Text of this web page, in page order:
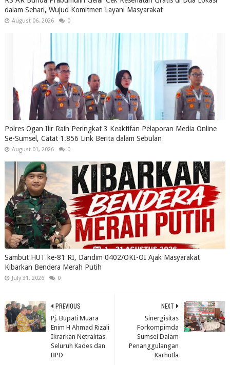
dalam Sehari, Wujud Komitmen Layani Masyarakat
August 06, 2026 0
Polres Ogan Ilir Raih Peringkat 3 Keaktifan Pelaporan Media Online
Se-Sumsel, Catat 1.856 Link Berita dalam Sebulan
August 01, 2026 0
Sambut HUT ke-81 RI, Dandim 0402/OKI-OI Ajak Masyarakat
Kibarkan Bendera Merah Putih
July 31, 2026 0
NEXT
Sinergisitas
Forkompimda
Sumsel Dalam
Penanggulangan
Karhutla
PREVIOUS
Pj. Bupati Muara
Enim H Ahmad Rizali
Ikrarkan Netralitas
Seluruh Kades dan
BPD